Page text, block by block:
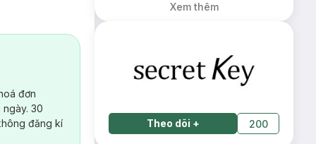
đơn
30
đăng kí
Xem thêm
Theo dõi + 200